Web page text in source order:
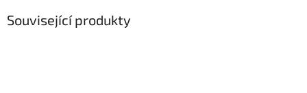
Související produkty